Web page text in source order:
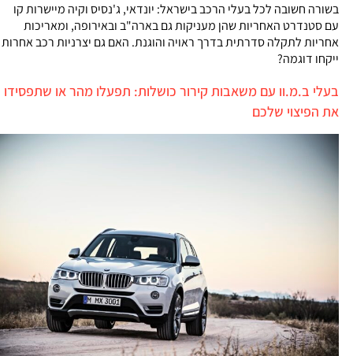
בשורה חשובה לכל בעלי הרכב בישראל: יונדאי, ג'נסיס וקיה מיישרות קו
עם סטנדרט האחריות שהן מעניקות גם בארה"ב ובאירופה, ומאריכות
אחריות לתקלה סדרתית בדרך ראויה והוגנת. האם גם יצרניות רכב אחרות
ייקחו דוגמה?
בעלי ב.מ.וו עם משאבות קירור כושלות: תפעלו מהר או שתפסידו
את הפיצוי שלכם